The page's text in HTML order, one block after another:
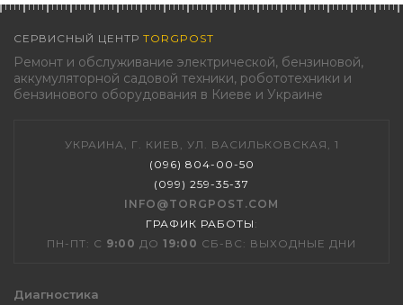
СЕРВИСНЫЙ ЦЕНТР TORGPOST
Ремонт и обслуживание электрической, бензиновой,
аккумуляторной садовой техники, робототехники и
бензинового оборудования в Киеве и Украине
УКРАИНА, Г. КИЕВ, УЛ. ВАСИЛЬКОВСКАЯ, 1
(096) 804-00-50
(099) 259-35-37
INFO@TORGPOST.COM
ГРАФИК РАБОТЫ :
ПН-ПТ: С 9:00 ДО 19:00 СБ-ВС: ВЫХОДНЫЕ ДНИ
Диагностика